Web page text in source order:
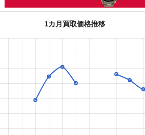
1カ月買取価格推移